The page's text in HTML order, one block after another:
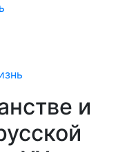
и